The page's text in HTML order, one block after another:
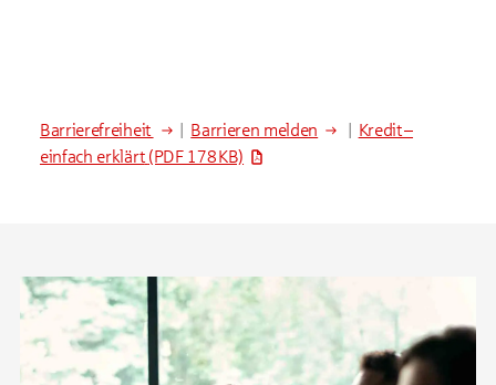
Barrierefreiheit Barrieren melden
Kredit –
einfach erklärt (PDF 178 KB)